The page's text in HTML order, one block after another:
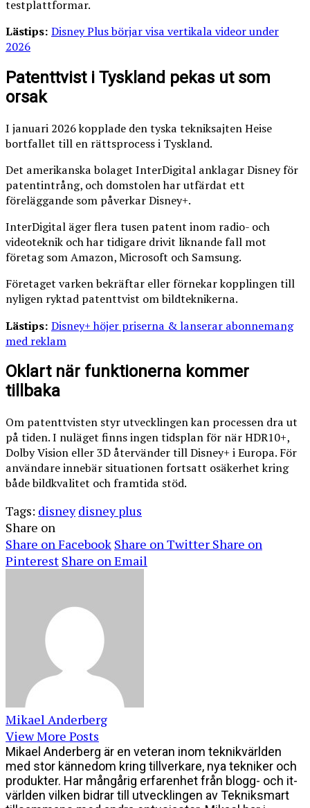
testplattformar.
Lästips: Disney Plus börjar visa vertikala videor under
2026
Patenttvist i Tyskland pekas ut som
orsak
I januari 2026 kopplade den tyska tekniksajten Heise
bortfallet till en rättsprocess i Tyskland.
Det amerikanska bolaget InterDigital anklagar Disney för
patentintrång, och domstolen har utfärdat ett
föreläggande som påverkar Disney+.
InterDigital äger flera tusen patent inom radio- och
videoteknik och har tidigare drivit liknande fall mot
företag som Amazon, Microsoft och Samsung.
Företaget varken bekräftar eller förnekar kopplingen till
nyligen ryktad patenttvist om bildteknikerna.
Lästips: Disney+ höjer priserna & lanserar abonnemang
med reklam
Oklart när funktionerna kommer
tillbaka
Om patenttvisten styr utvecklingen kan processen dra ut
på tiden. I nuläget finns ingen tidsplan för när HDR10+,
Dolby Vision eller 3D återvänder till Disney+ i Europa. För
användare innebär situationen fortsatt osäkerhet kring
både bildkvalitet och framtida stöd.
Tags: disney disney plus
Share on
Share on Facebook Share on Twitter Share on
Pinterest Share on Email
Mikael Anderberg
View More Posts
Mikael Anderberg är en veteran inom teknikvärlden
med stor kännedom kring tillverkare, nya tekniker och
produkter. Har mångårig erfarenhet från blogg- och it-
världen vilken bidrar till utvecklingen av Tekniksmart